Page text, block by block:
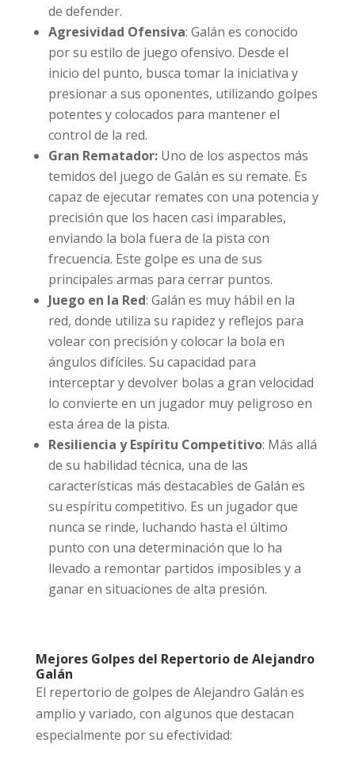
de defender.
Agresividad Ofensiva: Galán es conocido
por su estilo de juego ofensivo. Desde el
inicio del punto, busca tomar la iniciativa y
presionar a sus oponentes, utilizando golpes
potentes y colocados para mantener el
control de la red.
Gran Rematador:Uno de los aspectos más
temidos del juego de Galán es su remate. Es
capaz de ejecutar remates con una potencia y
precisión que los hacen casi imparables,
enviando la bola fuera de la pista con
frecuencia. Este golpe es una de sus
principales armas para cerrar puntos.
Juego en la Red: Galán es muy hábil en la
red, donde utiliza su rapidez y reflejos para
volear con precisión y colocar la bola en
ángulos difíciles. Su capacidad para
interceptar y devolver bolas a gran velocidad
lo convierte en un jugador muy peligroso en
esta área de la pista.
Resiliencia y Espíritu Competitivo: Más allá
de su habilidad técnica, una de las
características más destacables de Galán es
su espíritu competitivo. Es un jugador que
nunca se rinde, luchando hasta el último
punto con una determinación que lo ha
llevado a remontar partidos imposibles y a
ganar en situaciones de alta presión.
Mejores Golpes del Repertorio de Alejandro
Galán
El repertorio de golpes de Alejandro Galán es
amplio y variado, con algunos que destacan
especialmente por su efectividad: